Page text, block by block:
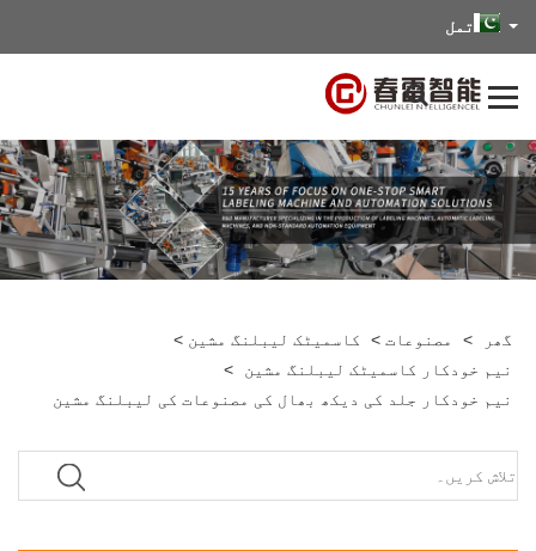
تمل
گھر > مصنوعات > کاسمیٹک لیبلنگ مشین >
نیم خودکار کاسمیٹک لیبلنگ مشین
>
نیم خودکار جلد کی دیکھ بھال کی مصنوعات کی لیبلنگ مشین